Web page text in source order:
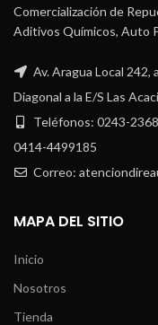
Comercialización de
Aditivos Químicos, Auto
Av. Aragua Local 242,
Diagonal a la E/S Las
Teléfonos: 0243-
0414-4499185
Correo:
MAPA DEL SITIO
Inicio
Nosotros
Tienda